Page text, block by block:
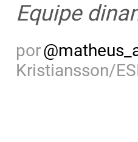
Equipe
por@
Kristiansson/